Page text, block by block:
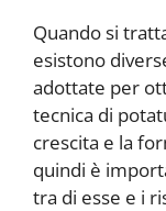
Quando si
esistono
adottate per
tecnica di
crescita e la
quindi è
tra di esse e i